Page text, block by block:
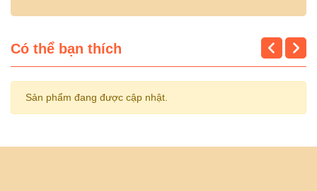
Có thể bạn thích
Sản phẩm đang được cập nhật.